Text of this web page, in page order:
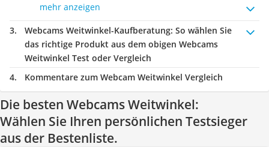
mehr anzeigen
Webcams Weitwinkel-Kaufberatung: So wählen Sie
das richtige Produkt aus dem obigen Webcams
Weitwinkel Test oder Vergleich
Kommentare zum Webcam Weitwinkel Vergleich
Die besten Webcams Weitwinkel:
Wählen Sie Ihren persönlichen Testsieger
aus der Bestenliste.